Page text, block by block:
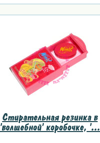
Стирательная резинка в
'волшебной' коробочке, '...